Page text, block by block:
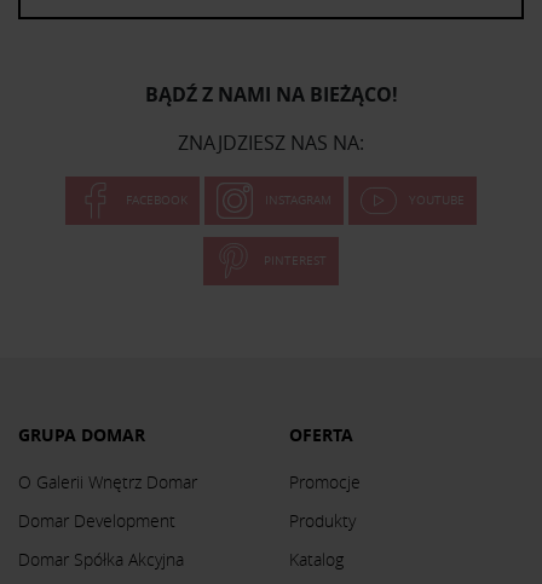
BĄDŹ Z NAMI NA BIEŻĄCO!
ZNAJDZIESZ NAS NA:
FACEBOOK INSTAGRAM YOUTUBE
PINTEREST
GRUPA DOMAR
O Galerii Wnętrz Domar
Domar Development
Domar Spółka Akcyjna
OFERTA
Promocje
Produkty
Katalog